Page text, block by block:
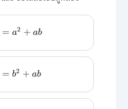
=a 2+a b
=b 2+ab